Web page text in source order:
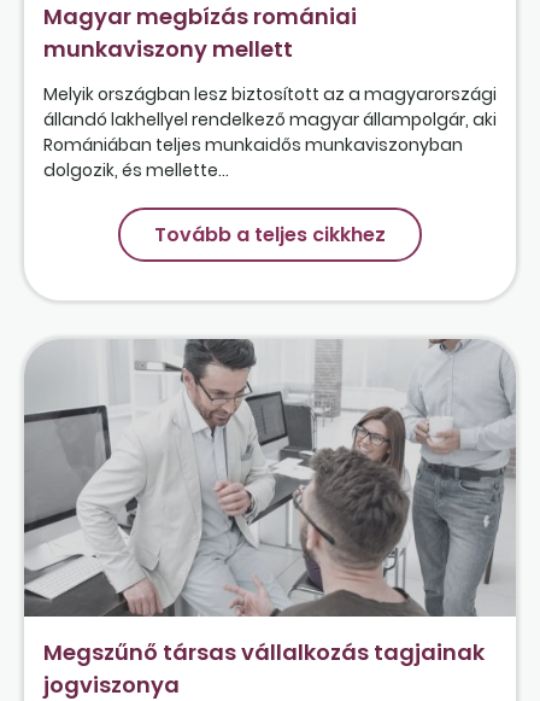
Magyar megbízás romániai
munkaviszony mellett
Melyik országban lesz biztosított az a magyarországi
állandó lakhellyel rendelkező magyar állampolgár, aki
Romániában teljes munkaidős munkaviszonyban
dolgozik, és mellette...
Tovább a teljes cikkhez
Megszűnő társas vállalkozás tagjainak
jogviszonya